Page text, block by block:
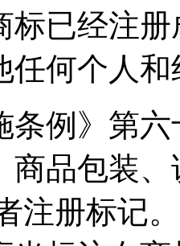
标已经注
任何个人
条例》第
商品包装
注册标记